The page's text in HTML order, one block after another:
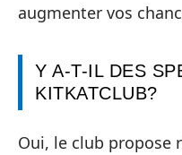
augmenter vos
Y A-T-IL DES
KITKATCLUB?
Oui, le club propose